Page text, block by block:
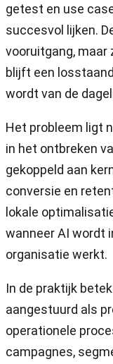
getest en use
succesvol lijken.
vooruitgang, maar
blijft een
wordt van de
Het probleem ligt
in het ontbreken
gekoppeld aan
conversie en
lokale
wanneer AI wordt
organisatie werkt.
In de praktijk
aangestuurd als
operationele
campagnes,